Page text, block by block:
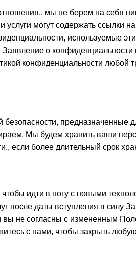
мы не берем на себя
могут содержать ссылки
используемые
о
конфиденциальности любой
предназначенные
Мы будем хранить ваши
более длительный срок
идти в ногу с новыми
даты вступления в силу
не согласны с измененным
с нами, чтобы закрыть